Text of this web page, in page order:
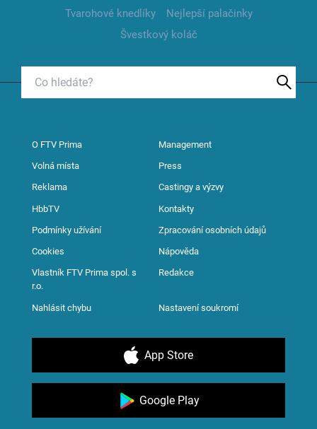
Tvarohové knedlíky
Nejlepší palačinky
Švestkový koláč
O FTV Prima Management
Volná místa Press
Reklama Castingy a výzvy
HbbTV Kontakty
Podmínky užívání Zpracování osobních údajů
Cookies Nápověda
Vlastník FTV Prima spol. s
r.o.
Redakce
Nahlásit chybu Nastavení soukromí
App Store
Google Play